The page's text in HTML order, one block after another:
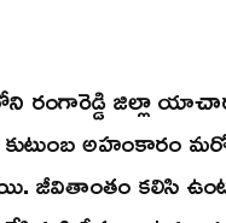
రంగారెడ్డి జిల్లా
కుటుంబ అహంకారం
జీవితాంతం కలిసి